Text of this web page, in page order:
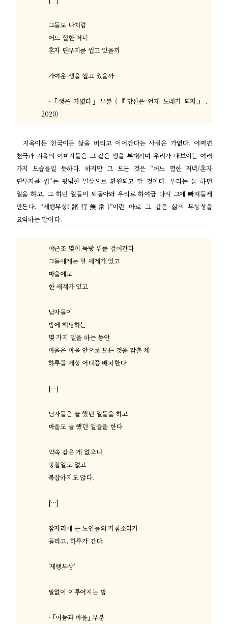
그들도 나처럼
어느 헐한 저녁
혼자 단무지를 씹고 있을까
가여운 생을 씹고 있을까
- ｢생은 가엾다｣부분 ( 『 당신은 언제 노래가 되지 』 ,
2020)
지옥이든 천국이든 삶을 버티고 이어간다는 사실은 가엾다. 어쩌면
천국과 지옥의 이미지들은 그 같은 생을 부대끼며 우리가 내보이는 여러
가지 모습들일 듯하다. 하지만 그 모든 것은 “어느 헐한 저녁/혼자
단무지를 씹”는 평범한 일상으로 환원되고 말 것이다.우리는 늘 하던
일을 하고, 그 하던 일들이 되돌아와 우리로 하여금 다시 그에 빠져들게
만든다. “제행무상( 諸行無常 )”이란 바로 그 같은 삶의 무상성을
요약하는 말이다.
야근조 몇이 둑방 위를 걸어간다
그들에게는 한 세계가 있고
마을에도
한 세계가 있고
남자들이
밤에 해당하는
몇 가지 일을 하는 동안
마을은 마을 안으로 모든 것을 감춘 채
하루를 세상 어디쯤 배치한다
[…]
남자들은 늘 했던 일들을 하고
마을도 늘 했던 일들을 한다
약속 같은 게 없으니
망칠일도 없고
복잡하지도 않다.
[…]
잠자리에 든 노인들의 기침소리가
들리고, 하루가 간다.
‘제행무상’
말없이 이루어지는 밤
- ｢어둠과 마을｣부분